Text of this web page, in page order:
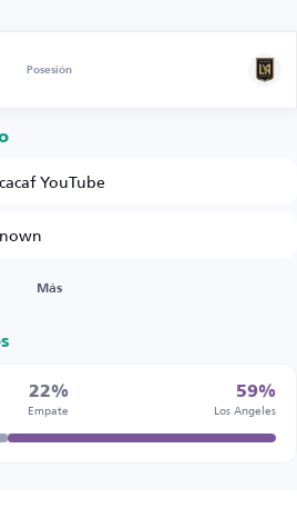
Posesión
YouTube
Más
22%
Empate
59%
Los Angeles